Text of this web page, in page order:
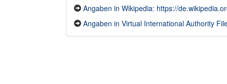
Angaben in Wikipedia: https://
Angaben in Virtual International Authority